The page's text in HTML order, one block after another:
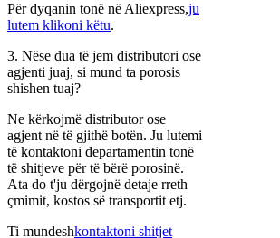
Për dyqanin tonë në Aliexpress,ju
lutem klikoni këtu.
3. Nëse dua të jem distributori ose
agjenti juaj, si mund ta porosis
shishen tuaj?
Ne kërkojmë distributor ose
agjent në të gjithë botën. Ju lutemi
të kontaktoni departamentin tonë
të shitjeve për të bërë porosinë.
Ata do t'ju dërgojnë detaje rreth
çmimit, kostos së transportit etj.
Ti mundeshkontaktoni shitjet